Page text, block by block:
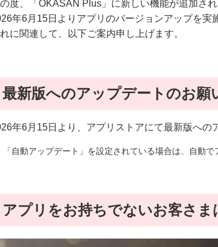
度、「OKASAN Plus」に新しい機能が追加さ
年6月15日よりアプリのバージョンアップを実
に関連して、以下ご案内申し上げます。
最新版へのアップデートのお願
年6月15日より、アプリストアにて最新版への
「自動アップデート」を設定されている場合は、自動で
アプリをお持ちでないお客さま